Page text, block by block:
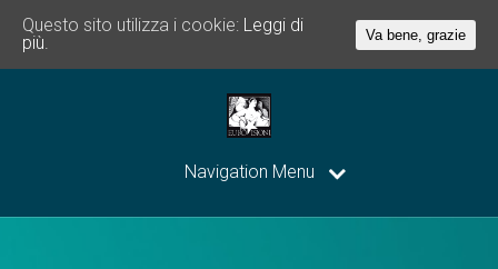
Navigation Menu
Questo sito utilizza i cookie: Leggi di
più.
Va bene, grazie